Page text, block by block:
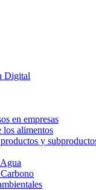
Digital
en empresas
alimentos
y